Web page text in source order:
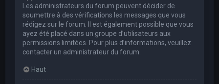
Les administrateurs du forum peuvent décider de
soumettre à des vérifications les messages que vous
rédigez sur le forum. Il est également possible que vous
ayez été placé dans un groupe d’utilisateurs aux
permissions limitées. Pour plus d’informations, veuillez
contacter un administrateur du forum.
Haut